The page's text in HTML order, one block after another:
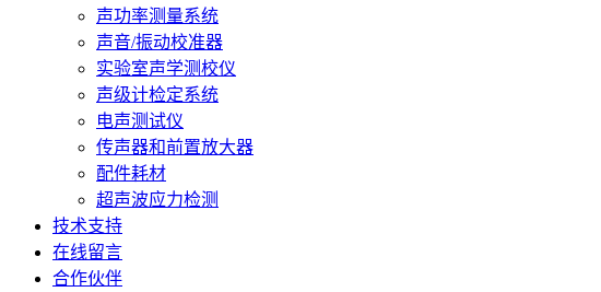
声功率测量系统
声音/振动校准器
实验室声学测校仪
声级计检定系统
电声测试仪
传声器和前置放大器
配件耗材
超声波应力检测
技术支持
在线留言
合作伙伴